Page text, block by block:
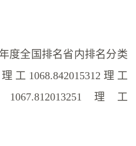
度全国排名省内排名分类
工1068.842015312理工
理工